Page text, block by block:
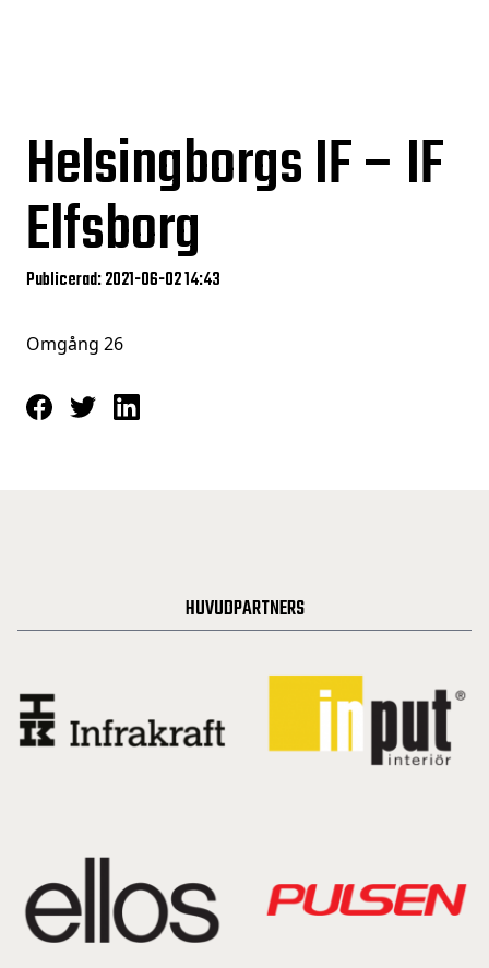
Helsingborgs IF – IF
Elfsborg
Publicerad: 2021-06-02 14:43
Omgång 26
HUVUDPARTNERS